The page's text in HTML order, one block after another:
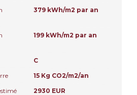
379 kWh/m2 par an
199 kWh/m2 par an
C
15 Kg CO2/m2/an
2930 EUR